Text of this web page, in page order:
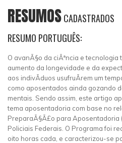
RESUMOSCADASTRADOS
RESUMO PORTUGUÊS:
O avanÃ§o da ciÃªncia e
aumento da longevidade e da
aos indivÃ­duos usufruÃ­rem um
como aposentados ainda gozando
mentais. Sendo assim, este artigo
tema aposentadoria com base no
PreparaÃ§Ã£o para Aposentadoria
Policiais Federais. O Programa foi
oito horas cada, e caracterizou-se